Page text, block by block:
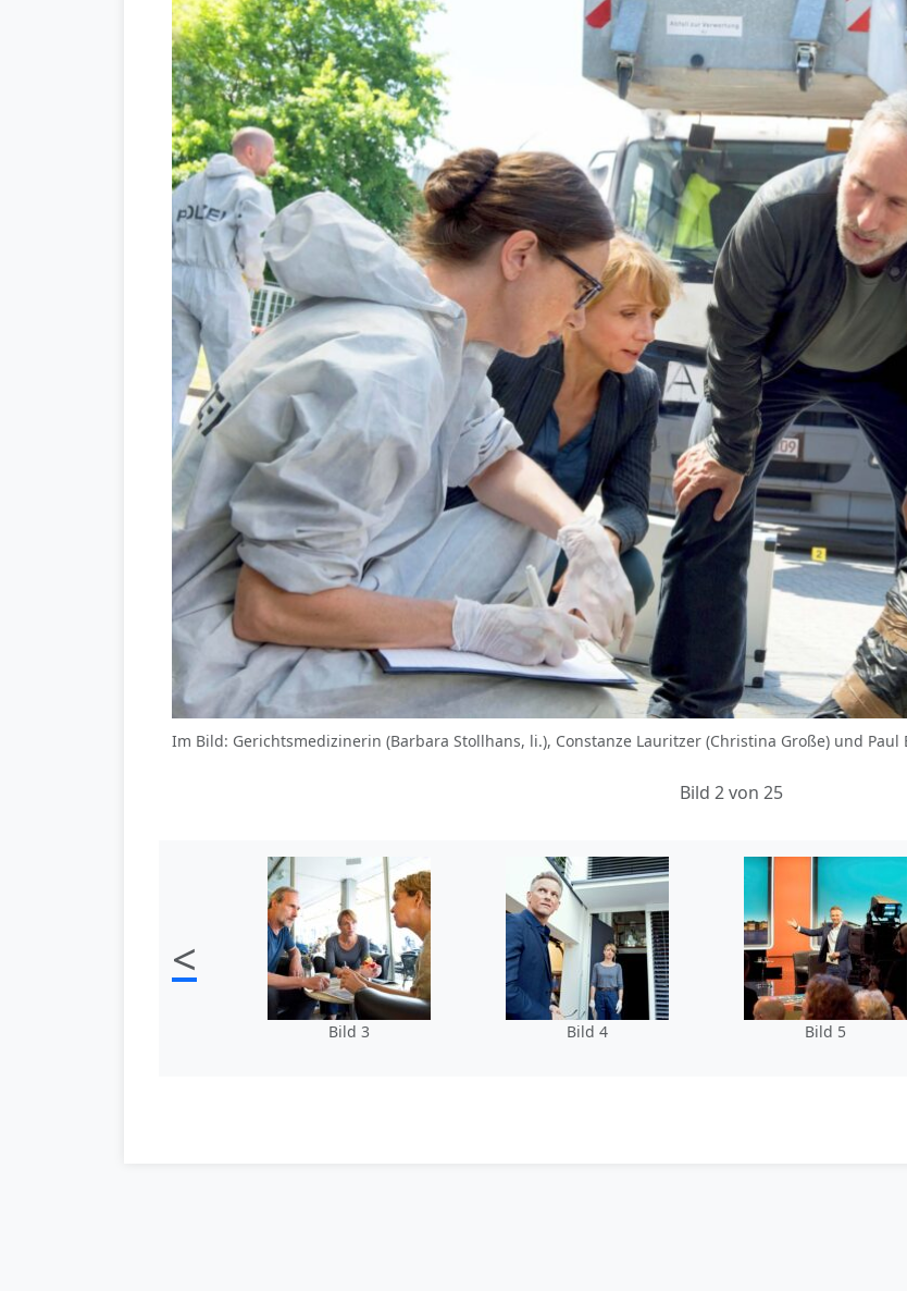
Im Bild: Gerichtsmedizinerin (Barbara Stollhans, li.), Constanze Lauritzer (Christina Große) und
Bild 2 von 25
<
Bild 3 Bild 4 Bild 5